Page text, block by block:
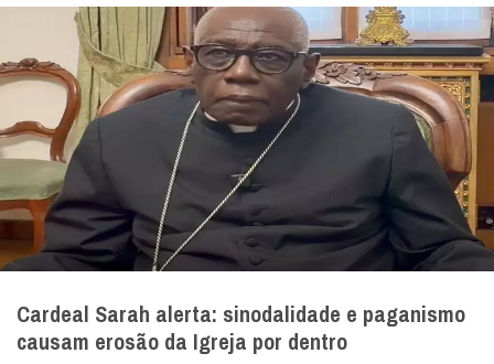
Cardeal Sarah alerta: sinodalidade e paganismo
causam erosão da Igreja por dentro